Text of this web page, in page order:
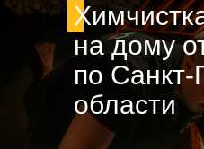
на дому
по Санкт-
области